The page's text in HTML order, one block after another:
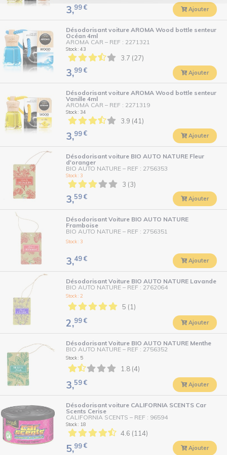
3,99€ Ajouter
Désodorisant voiture AROMA Wood bottle senteur
Océan 4ml
AROMA CAR – REF : 2271321
Stock : 43
3.7 (27)
3,99€ Ajouter
Désodorisant voiture AROMA Wood bottle senteur
Vanille 4ml
AROMA CAR – REF : 2271319
Stock : 34
3.9 (41)
3,99€ Ajouter
Désodorisant voiture BIO AUTO NATURE Fleur
d'oranger
BIO AUTO NATURE – REF : 2756353
Stock : 3
3 (3)
3,59€ Ajouter
Désodorisant Voiture BIO AUTO NATURE
Framboise
BIO AUTO NATURE – REF : 2756351
Stock : 3
3,49€ Ajouter
Désodorisant Voiture BIO AUTO NATURE Lavande
BIO AUTO NATURE – REF : 2762064
Stock : 2
5 (1)
2,99€ Ajouter
Désodorisant Voiture BIO AUTO NATURE Menthe
BIO AUTO NATURE – REF : 2756352
Stock : 5
1.8 (4)
3,59€ Ajouter
Désodorisant voiture CALIFORNIA SCENTS Car
Scents Cerise
CALIFORNIA SCENTS – REF : 96594
Stock : 18
4.6 (114)
5,99€ Ajouter